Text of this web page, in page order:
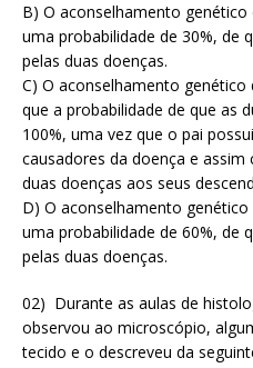
B) O aconselhamento
uma probabilidade de 30%, de
pelas duas doenças.
C) O aconselhamento
que a probabilidade de que as
100%, uma vez que o pai
causadores da doença e
duas doenças aos seus
D) O aconselhamento
uma probabilidade de 60%, de
pelas duas doenças.
02) Durante as aulas de
observou ao microscópio,
tecido e o descreveu da